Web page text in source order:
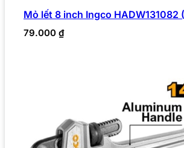
Mỏ lết 8 inch Ingco HADW131082
79.000 ₫